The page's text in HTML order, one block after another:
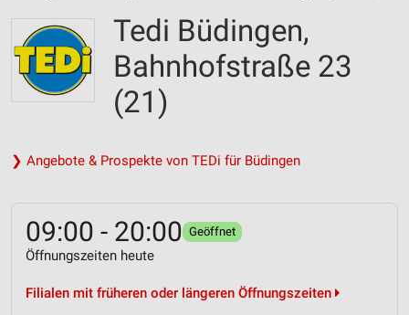
Tedi Büdingen,
Bahnhofstraße 23
(21)
❯ Angebote & Prospekte von TEDi für Büdingen
09:00 - 20:00 Geöffnet
Öffnungszeiten heute
Filialen mit früheren oder längeren Öffnungszeiten